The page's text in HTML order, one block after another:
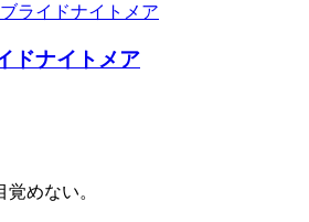
ドナイトメア
めない。